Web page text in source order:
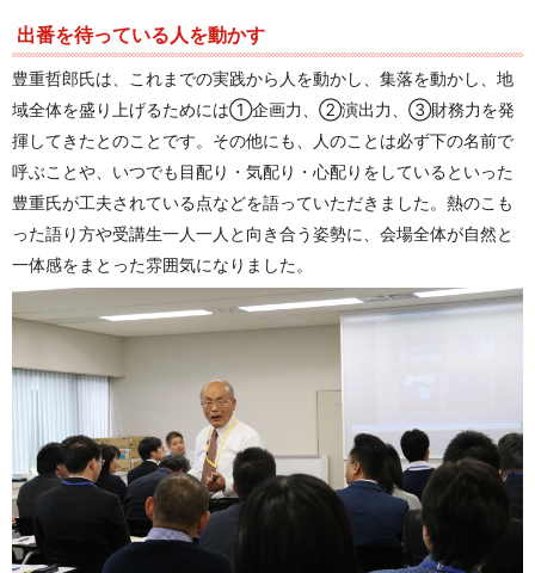
出番を待っている人を動かす
豊重哲郎氏は、これまでの実践から人を動かし、集落を動かし、地
域全体を盛り上げるためには①企画力、②演出力、③財務力を発
揮してきたとのことです。その他にも、人のことは必ず下の名前で
呼ぶことや、いつでも目配り・気配り・心配りをしているといった
豊重氏が工夫されている点などを語っていただきました。熱のこも
った語り方や受講生一人一人と向き合う姿勢に、会場全体が自然と
一体感をまとった雰囲気になりました。